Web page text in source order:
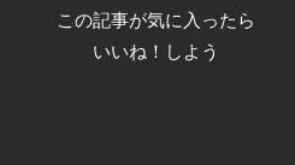
この記事が気に入ったら
いいね！しよう